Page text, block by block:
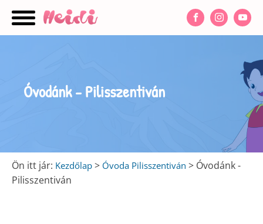
Óvodánk - Pilisszentiván
Ön itt jár: Kezdőlap > Óvoda Pilisszentiván > Óvodánk -
Pilisszentiván